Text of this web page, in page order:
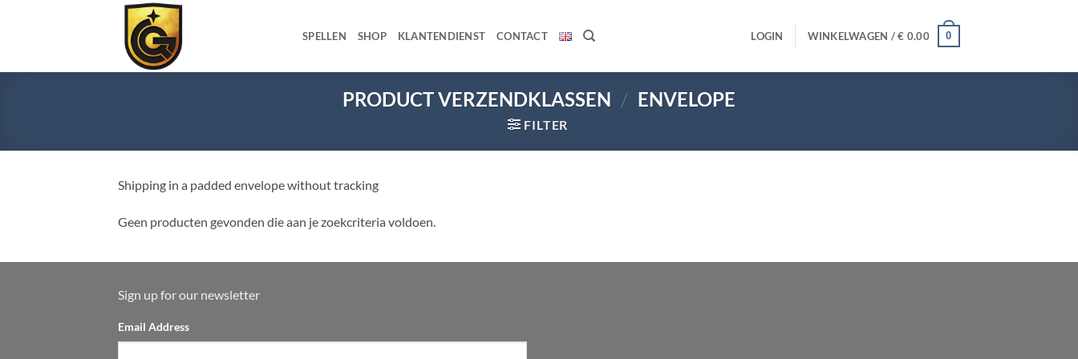
SPELLEN SHOP KLANTENDIENST CONTACT LOGIN WINKELWAGEN /€ 0.00 0
PRODUCT VERZENDKLASSEN / ENVELOPE
FILTER
Shipping in a padded envelope without tracking
Geen producten gevonden die aan je zoekcriteria voldoen.
Sign up for our newsletter
Email Address